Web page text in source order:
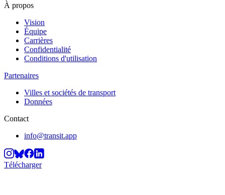
À propos
Vision
Équipe
Carrières
Confidentialité
Conditions d'utilisation
Partenaires
Villes et sociétés de transport
Données
Contact
info@transit.app
Télécharger